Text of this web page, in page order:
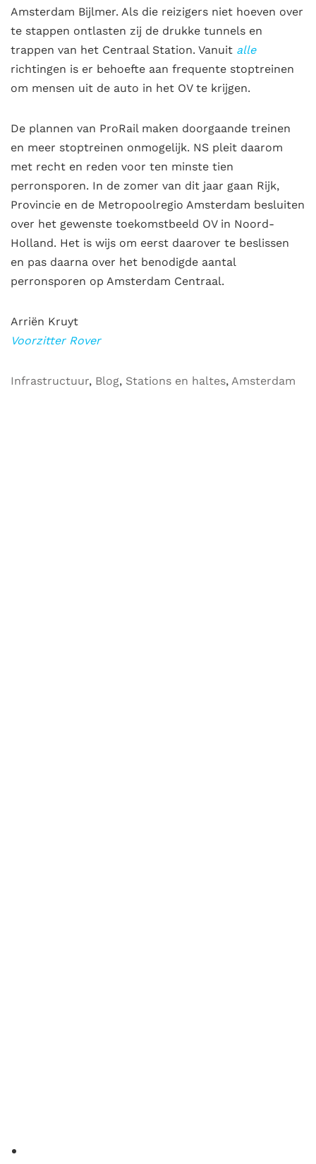
Amsterdam Bijlmer. Als die reizigers niet hoeven over
te stappen ontlasten zij de drukke tunnels en
trappen van het Centraal Station. Vanuit alle
richtingen is er behoefte aan frequente stoptreinen
om mensen uit de auto in het OV te krijgen.
De plannen van ProRail maken doorgaande treinen
en meer stoptreinen onmogelijk. NS pleit daarom
met recht en reden voor ten minste tien
perronsporen. In de zomer van dit jaar gaan Rijk,
Provincie en de Metropoolregio Amsterdam besluiten
over het gewenste toekomstbeeld OV in Noord-
Holland. Het is wijs om eerst daarover te beslissen
en pas daarna over het benodigde aantal
perronsporen op Amsterdam Centraal.
Arriën Kruyt
Voorzitter Rover
Infrastructuur, Blog, Stations en haltes, Amsterdam